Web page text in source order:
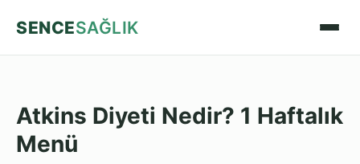
SENCESAĞLIK
Atkins Diyeti Nedir? 1 Haftalık
Menü